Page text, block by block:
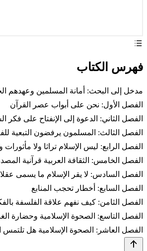
فهرس الكتاب
مدخل إلى البحث: أمانة المسلمين وعهدهم
الفصل الأول: نحن على أبواب عصر القرآن
الفصل الثاني: الدعوة إلى الإنفتاح على فكر
الفصل الثالث: المسلمون يرفضون التبعية
الفصل الرابع: ليس الإسلام تراثا ولا مأثورات
الفصل الخامس: الثقافة العربية قرآنية
الفصل السادس: لا يقر الإسلام ما يسمى
الفصل السابع: أخطار تحجب المنابع
الفصل الثامن: كيف نفهم علاقة الفلسفة
الفصل التاسع: الصحوة الإسلامية وحضارة
الفصل العاشر: الصحوة الإسلامية هل تلتمس